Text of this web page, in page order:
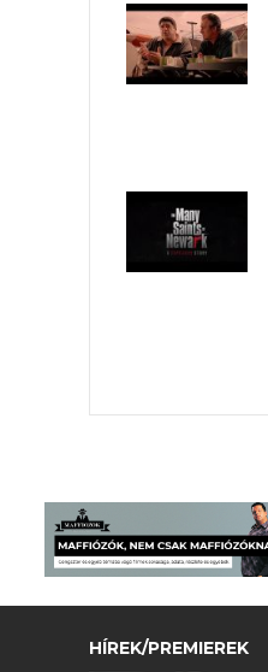
HÍREK/PREMIEREK